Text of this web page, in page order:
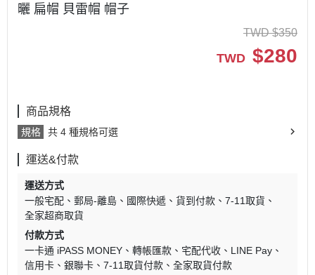
曬 扁帽 貝雷帽 帽子
TWD $350
TWD $280
商品規格
規格 共 4 種規格可選
運送&付款
運送方式
一般宅配
郵局-離島 國際快遞 貨到付款
7-11取貨
全家超商取貨
付款方式
一卡通 iPASS MONEY
轉帳匯款 宅配代收
LINE Pay
信用卡
銀聯卡 7-11取貨付款 全家取貨付款